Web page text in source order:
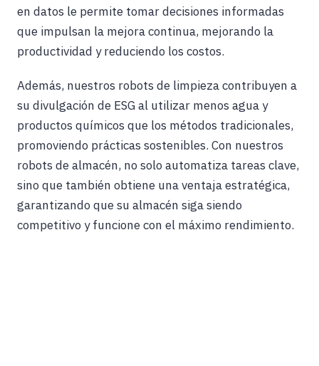
en datos le permite tomar decisiones informadas
que impulsan la mejora continua, mejorando la
productividad y reduciendo los costos.
Además, nuestros robots de limpieza contribuyen a
su divulgación de ESG al utilizar menos agua y
productos químicos que los métodos tradicionales,
promoviendo prácticas sostenibles. Con nuestros
robots de almacén, no solo automatiza tareas clave,
sino que también obtiene una ventaja estratégica,
garantizando que su almacén siga siendo
competitivo y funcione con el máximo rendimiento.